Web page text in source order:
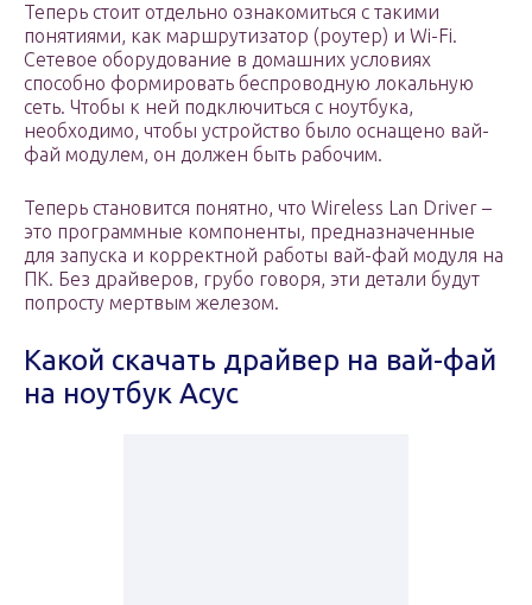
Теперь стоит отдельно ознакомиться с такими
понятиями, как маршрутизатор (роутер) и Wi-Fi.
Сетевое оборудование в домашних условиях
способно формировать беспроводную локальную
сеть. Чтобы к ней подключиться с ноутбука,
необходимо, чтобы устройство было оснащено вай-
фай модулем, он должен быть рабочим.
Теперь становится понятно, что Wireless Lan Driver –
это программные компоненты, предназначенные
для запуска и корректной работы вай-фай модуля на
ПК. Без драйверов, грубо говоря, эти детали будут
попросту мертвым железом.
Какой скачать драйвер на вай-фай
на ноутбук Асус